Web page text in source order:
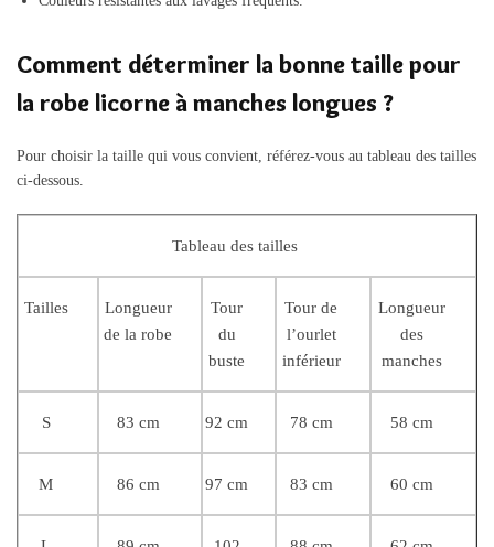
Comment déterminer la bonne taille pour
la robe licorne à manches longues ?
Pour choisir la taille qui vous convient, référez-vous au tableau des tailles
ci-dessous.
Tableau des tailles
Tailles
Longueur
de la robe
Tour
du
buste
Tour de
l’ourlet
inférieur
Longueur
des
manches
S 83 cm 92 cm 78 cm 58 cm
M 86 cm 97 cm 83 cm 60 cm